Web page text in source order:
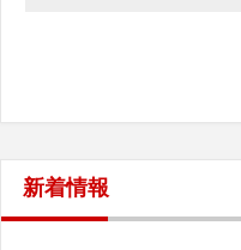
新着情報